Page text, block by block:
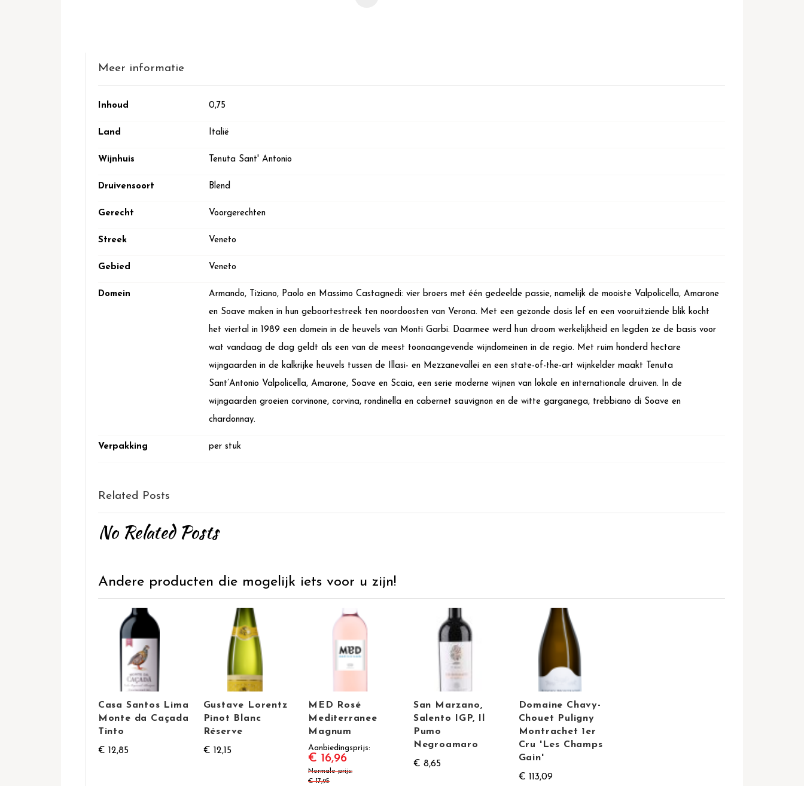
gallerijMeer informatie
Meer
Inhoud 0,75
Land Italië
Wijnhuis Tenuta Sant' Antonio
Druivensoort Blend
Gerecht Voorgerechten
Streek Veneto
Gebied Veneto
Domein
Armando, Tiziano, Paolo en Massimo Castagnedi: vier broers met één gedeelde passie, namelijk de mooiste Valpolicella, Amarone
en Soave maken in hun geboortestreek ten noordoosten van Verona. Met een gezonde dosis lef en een vooruitziende blik kocht
het viertal in 1989 een domein in de heuvels van Monti Garbi. Daarmee werd hun droom werkelijkheid en legden ze de basis voor
wat vandaag de dag geldt als een van de meest toonaangevende wijndomeinen in de regio. Met ruim honderd hectare
wijngaarden in de kalkrijke heuvels tussen de Illasi- en Mezzanevallei en een state-of-the-art wijnkelder maakt Tenuta
Sant’Antonio Valpolicella, Amarone, Soave en Scaia, een serie moderne wijnen van lokale en internationale druiven. In de
wijngaarden groeien corvinone, corvina, rondinella en cabernet sauvignon en de witte garganega, trebbiano di Soave en
chardonnay.
Verpakking per stuk
Related Posts
No Related Posts
Andere producten die mogelijk iets voor u zijn!
Casa Santos Lima
Monte da Caçada
Tinto
€ 12,85
Gustave Lorentz
Pinot Blanc
Réserve
€ 12,15
MED Rosé
Mediterranee
Magnum
Aanbiedingsprijs
€ 16,96
Normale prijs
€ 17,95
San Marzano,
Salento IGP, Il
Pumo
Negroamaro
€ 8,65
Domaine Chavy-
Chouet Puligny
Montrachet 1er
Cru 'Les Champs
Gain'
€ 113,09